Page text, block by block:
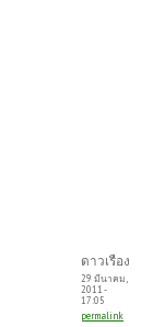
ดาวเรือง
29 มีนาคม,
2011 -
17:05
permalink